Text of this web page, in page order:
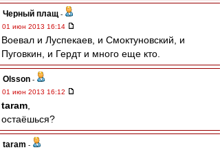
Черный плащ -
01 июн 2013 16:14
Воевал и Луспекаев, и Смоктуновский, и
Пуговкин, и Гердт и много еще кто.
Olsson -
01 июн 2013 16:12
taram
остаёшься?
taram -